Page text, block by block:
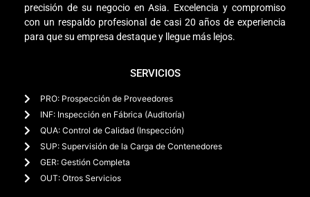
precisión de su negocio en Asia. Excelencia y compromiso
con un respaldo profesional de casi 20 años de experiencia
para que su empresa destaque y llegue más lejos.
SERVICIOS
PRO: Prospección de Proveedores
INF: Inspección en Fábrica (Auditoría)
QUA: Control de Calidad (Inspección)
SUP: Supervisión de la Carga de Contenedores
GER: Gestión Completa
OUT: Otros Servicios